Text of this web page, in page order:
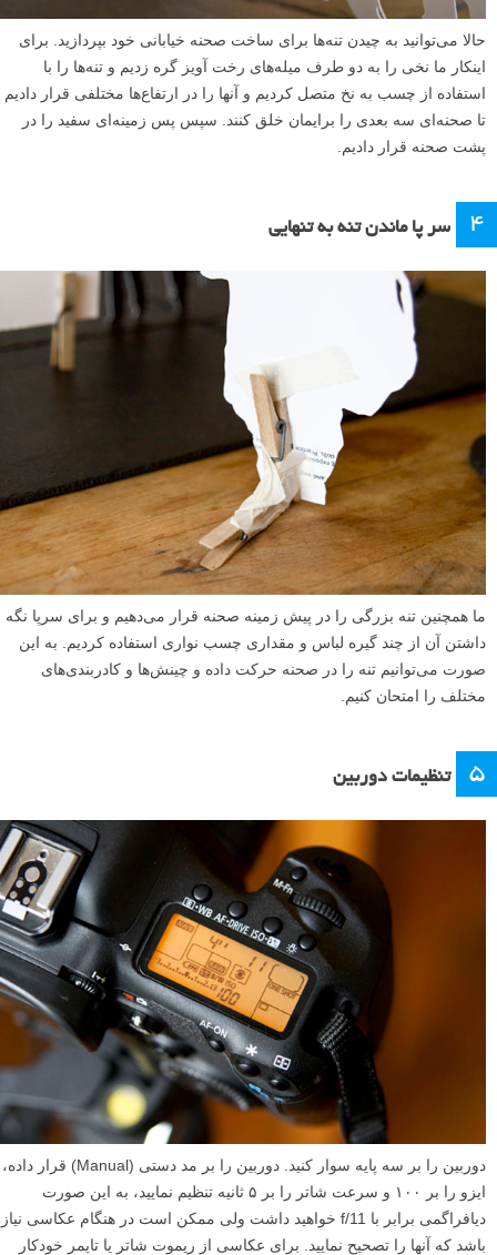
حالا می‌توانید به چیدن تنه‌ها برای ساخت صحنه خیابانی خود بپردازید. برای
اینکار ما نخی را به دو طرف میله‌های رخت آویز گره زدیم و تنه‌ها را با
استفاده از چسب به نخ متصل کردیم و آنها را در ارتفاع‌ها مختلفی قرار دادیم
تا صحنه‌ای سه بعدی را برایمان خلق کنند. سپس پس زمینه‌ای سفید را در
پشت صحنه قرار دادیم.
۴ سر پا ماندن تنه‌ به تنهایی
ما همچنین تنه بزرگی را در پیش زمینه صحنه قرار می‌دهیم و برای سرپا نگه
داشتن آن از چند گیره لباس و مقداری چسب نواری استفاده کردیم. به این
صورت می‌توانیم تنه را در صحنه حرکت داده و چینش‌ها و کادربندی‌های
مختلف را امتحان کنیم.
۵ تنظیمات دوربین
دوربین را بر سه پایه سوار کنید. دوربین را بر مد دستی (Manual) قرار داده،
ایزو را بر ۱۰۰ و سرعت شاتر را بر ۵ ثانیه تنظیم نمایید، به این صورت
دیافراگمی برابر با f/11 خواهید داشت ولی ممکن است در هنگام عکاسی نیاز
باشد که آنها را تصحیح نمایید. برای عکاسی از ریموت شاتر یا تایمر خودکار